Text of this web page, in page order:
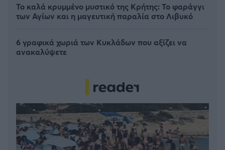
Το καλά κρυμμένο μυστικό της Κρήτης: Το φαράγγι
των Αγίων και η μαγευτική παραλία στο Λιβυκό
6 γραφικά χωριά των Κυκλάδων που αξίζει να
ανακαλύψετε